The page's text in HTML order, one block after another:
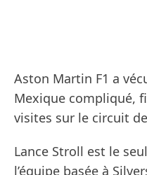
Aston Martin F1 a
Mexique compliqué,
visites sur le circuit
Lance Stroll est le
l’équipe basée à